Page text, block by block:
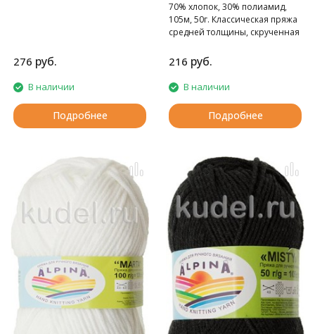
276 руб.
В наличии
Подробнее
70% хлопок, 30% полиамид,
105м, 50г. Классическая пряжа
средней толщины, скрученная
216 руб.
В наличии
Подробнее